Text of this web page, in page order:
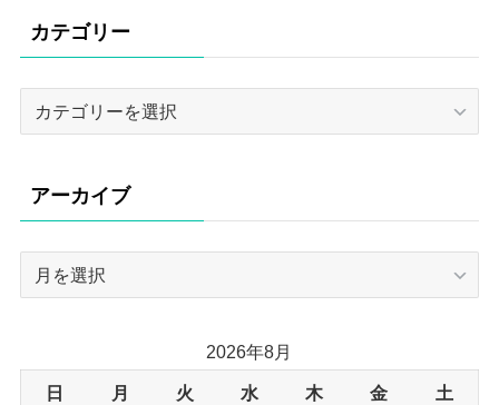
カテゴリー
リ
ー
アーカイブ
ブ
2026年8月
日 月 火 水 木 金 土